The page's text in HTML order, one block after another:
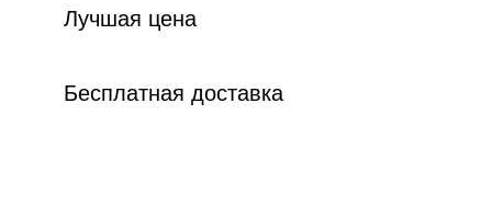
Лучшая цена
Бесплатная доставка